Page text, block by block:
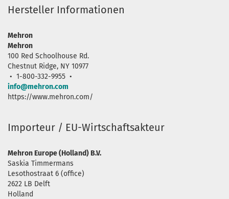
Hersteller Informationen
Mehron
Mehron
100 Red Schoolhouse Rd.
Chestnut Ridge, NY 10977
• 1-800-332-9955 •
info@mehron.com
https://www.mehron.com/
Importeur / EU-Wirtschaftsakteur
Mehron Europe (Holland) B.V.
Saskia Timmermans
Lesothostraat 6 (office)
2622 LB Delft
Holland